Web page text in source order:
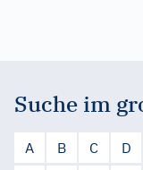
Suche im
A B C D